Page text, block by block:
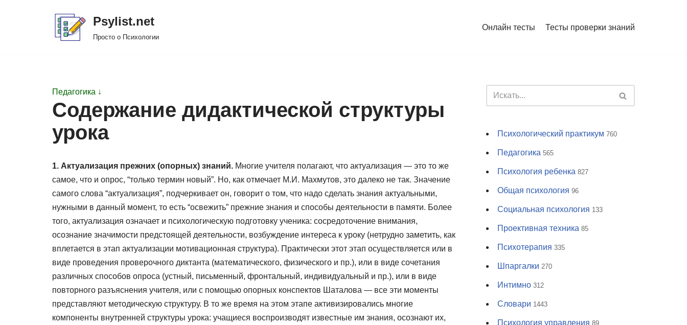
Psylist.net
Просто о Психологии
Онлайн тесты Тесты проверки знаний
Педагогика ↓
Содержание дидактической структуры
урока
1. Актуализация прежних (опорных) знаний. Многие учителя полагают, что актуализация — это то же
самое, что и опрос, “только термин новый”. Но, как отмечает М.И. Махмутов, это далеко не так. Значение
самого слова “актуализация”, подчеркивает он, говорит о том, что надо сделать знания актуальными,
нужными в данный момент, то есть “освежить” прежние знания и способы деятельности в памяти. Более
того, актуализация означает и психологическую подготовку ученика: сосредоточение внимания,
осознание значимости предстоящей деятельности, возбуждение интереса к уроку (нетрудно заметить, как
вплетается в этап актуализации мотивационная структура). Практически этот этап осуществляется или в
виде проведения проверочного диктанта (математического, физического и пр.), или в виде сочетания
различных способов опроса (устный, письменный, фронтальный, индивидуальный и пр.), или в виде
повторного разъяснения учителя, или с помощью опорных конспектов Шаталова — все эти моменты
представляют методическую структуру. В то же время на этом этапе активизировались многие
компоненты внутренней структуры урока: учащиеся воспроизводят известные им знания, осознают их,
Психологический практикум 760
Педагогика 565
Психология ребенка 827
Общая психология 96
Социальная психология 133
Проективная техника 85
Психотерапия 335
Шпаргалки 270
Интимно 312
Словари 1443
Психология управления 89